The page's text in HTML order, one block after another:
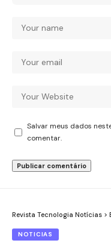
Salvar meus dados
comentar.
Revista Tecnologia Notícias >
NOTICIAS